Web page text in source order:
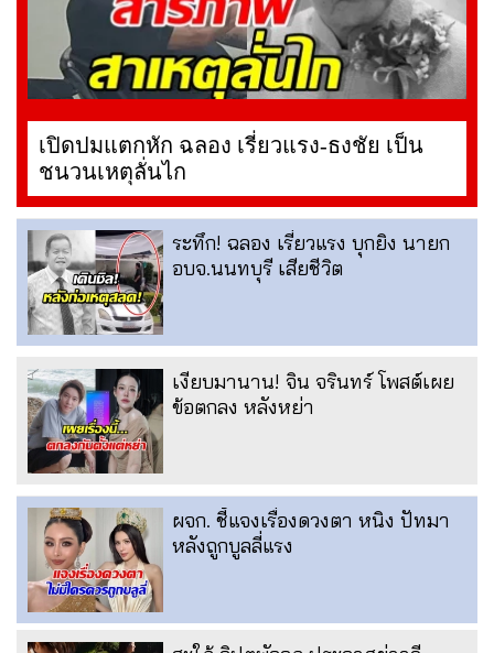
เปิดปมแตกหัก ฉลอง เรี่ยวแรง-ธงชัย เป็น
ชนวนเหตุลั่นไก
ระทึก! ฉลอง เรี่ยวแรง บุกยิง นายก
อบจ.นนทบุรี เสียชีวิต
เงียบมานาน! จิน จรินทร์ โพสต์เผย
ข้อตกลง หลังหย่า
ผจก. ชี้แจงเรื่องดวงตา หนิง ปัทมา
หลังถูกบูลลี่แรง